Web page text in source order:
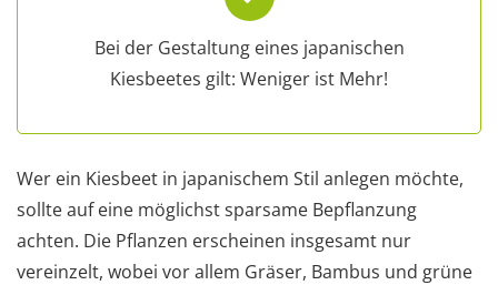
Bei der Gestaltung eines japanischen
Kiesbeetes gilt: Weniger ist Mehr!
Wer ein Kiesbeet in japanischem Stil anlegen möchte,
sollte auf eine möglichst sparsame Bepflanzung
achten. Die Pflanzen erscheinen insgesamt nur
vereinzelt, wobei vor allem Gräser, Bambus und grüne